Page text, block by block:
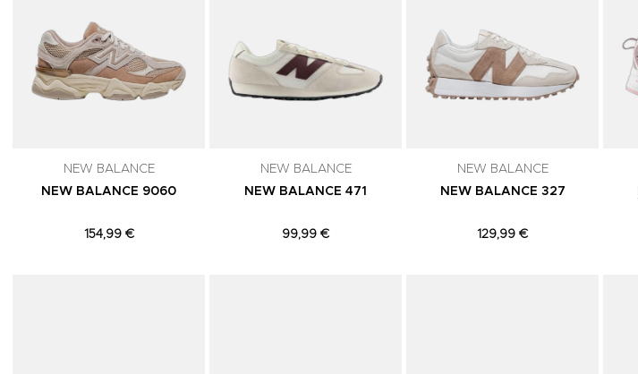
NEW BALANCE
NEW BALANCE 9060
154,99 €
NEW BALANCE
NEW BALANCE 471
99,99 €
NEW BALANCE
NEW BALANCE 327
129,99 €